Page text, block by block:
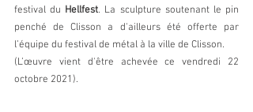
festival du Hellfest. La sculpture soutenant le pin
penché de Clisson a d'ailleurs été offerte par
l’équipe du festival de métal à la ville de Clisson.
(L’œuvre vient d'être achevée ce vendredi 22
octobre 2021).